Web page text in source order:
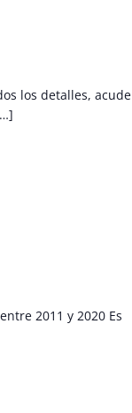
los detalles, acude
2011 y 2020 Es